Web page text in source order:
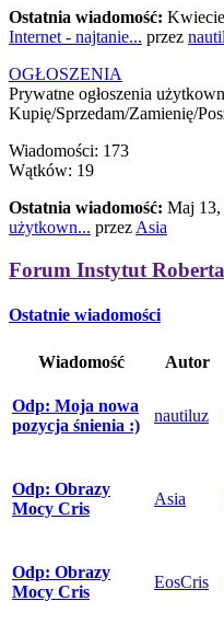
Ostatnia wiadomość:
Internet - najtanie... przez
OGŁOSZENIA
Prywatne ogłoszenia
Kupię/Sprzedam/Zamienię/
Wiadomości: 173
Wątków: 19
Ostatnia wiadomość: Maj 13,
użytkown... przez Asia
Forum Instytut
Ostatnie wiadomości
Wiadomość Autor
Odp: Moja nowa
pozycja śnienia :)
nautiluz
Odp: Obrazy
Mocy Cris
Asia
Odp: Obrazy
Mocy Cris
EosCris